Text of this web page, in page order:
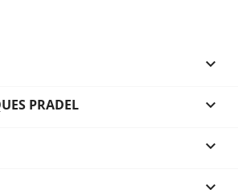

PRADEL 
